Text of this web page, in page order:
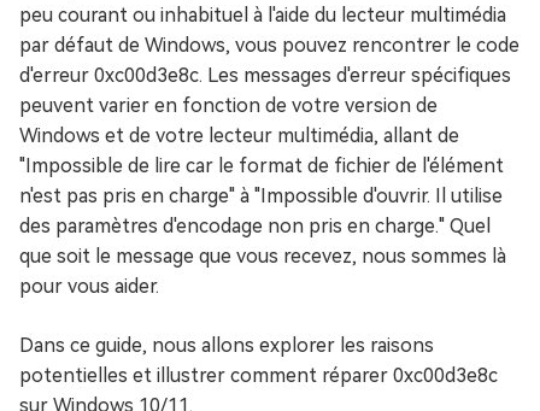
peu courant ou inhabituel à l'aide du lecteur multimédia
par défaut de Windows, vous pouvez rencontrer le code
d'erreur 0xc00d3e8c. Les messages d'erreur spécifiques
peuvent varier en fonction de votre version de
Windows et de votre lecteur multimédia, allant de
"Impossible de lire car le format de fichier de l'élément
n'est pas pris en charge" à "Impossible d'ouvrir. Il utilise
des paramètres d'encodage non pris en charge." Quel
que soit le message que vous recevez, nous sommes là
pour vous aider.
Dans ce guide, nous allons explorer les raisons
potentielles et illustrer comment réparer 0xc00d3e8c
sur Windows 10/11.